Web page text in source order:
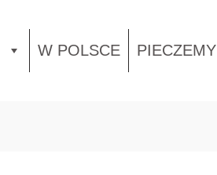
W POLSCE PIECZEMY